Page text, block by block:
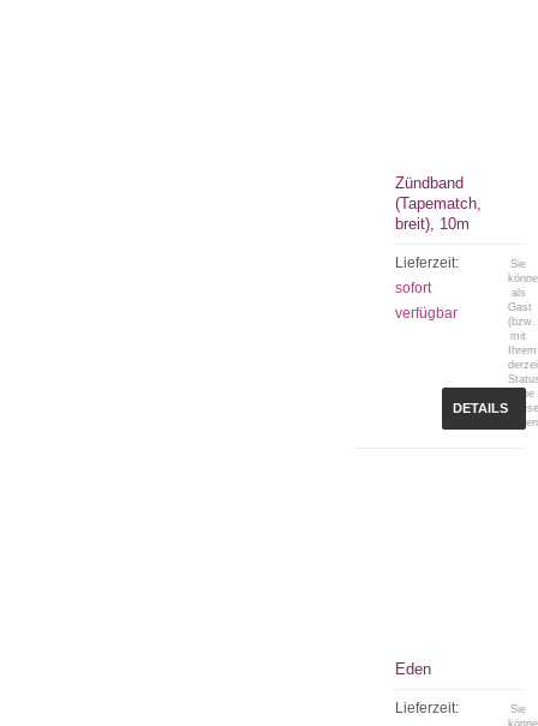
Zündband
(Tapematch,
breit), 10m
Lieferzeit:
sofort
verfügbar
Sie
als
Gast
(bzw.
mit
Ihrem
keine
DETAILS
Eden
Lieferzeit:
Sie